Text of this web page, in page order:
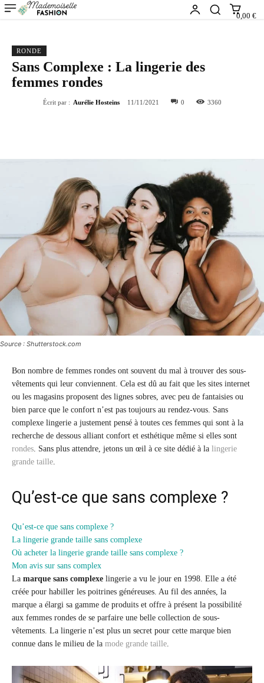
0,00 €
RONDE
Sans Complexe : La lingerie des
femmes rondes
Écrit par : Aurélie Hosteins 11/11/2021 0 3360
Source : Shutterstock.com
Bon nombre de femmes rondes ont souvent du mal à trouver des sous-
vêtements qui leur conviennent. Cela est dû au fait que les sites internet
ou les magasins proposent des lignes sobres, avec peu de fantaisies ou
bien parce que le confort n’est pas toujours au rendez-vous. Sans
complexe lingerie a justement pensé à toutes ces femmes qui sont à la
recherche de dessous alliant confort et esthétique même si elles sont
rondes. Sans plus attendre, jetons un œil à ce site dédié à la lingerie
grande taille.
Qu’est-ce que sans complexe ?
Qu’est-ce que sans complexe ?
La lingerie grande taille sans complexe
Où acheter la lingerie grande taille sans complexe ?
Mon avis sur sans complex
La marque sans complexe lingerie a vu le jour en 1998. Elle a été
créée pour habiller les poitrines généreuses. Au fil des années, la
marque a élargi sa gamme de produits et offre à présent la possibilité
aux femmes rondes de se parfaire une belle collection de sous-
vêtements. La lingerie n’est plus un secret pour cette marque bien
connue dans le milieu de la mode grande taille.